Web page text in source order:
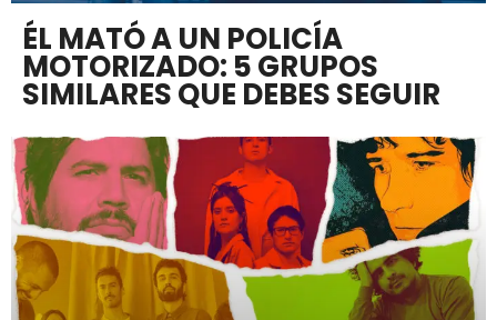
ÉL MATÓ A UN POLICÍA
MOTORIZADO: 5 GRUPOS
SIMILARES QUE DEBES SEGUIR